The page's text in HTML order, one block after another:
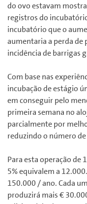
do ovo estavam
registros do
incubatório que o
aumentaria a perda de
incidência de barrigas
Com base nas
incubação de estágio
em conseguir pelo
primeira semana no
parcialmente por
reduzindo o número
Para esta operação de
5% equivalem a
150.000 / ano. Cada
produzirá mais €